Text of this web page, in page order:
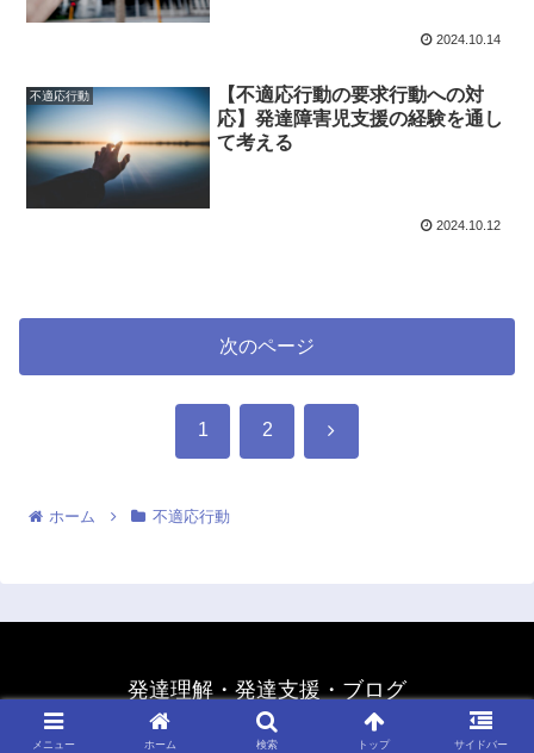
2024.10.14
不適応行動
【不適応行動の要求行動への対
応】発達障害児支援の経験を通し
て考える
2024.10.12
次のページ
1 2 次
ホーム 不適応行動
発達理解・発達支援・ブログ
© 2020 発達理解・発達支援・ブログ.
メニュー ホーム 検索 トップ サイドバー